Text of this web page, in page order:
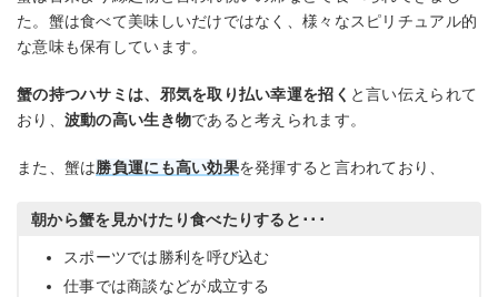
た。蟹は食べて美味しいだけではなく、様々なスピリチュアル的
な意味も保有しています。
蟹の持つハサミは、邪気を取り払い幸運を招く と言い伝えられて
おり、 波動の高い生き物であると考えられます。
また、蟹は勝負運にも高い効果を発揮すると言われており、
朝から蟹を見かけたり食べたりすると･･･
スポーツでは勝利を呼び込む
仕事では商談などが成立する